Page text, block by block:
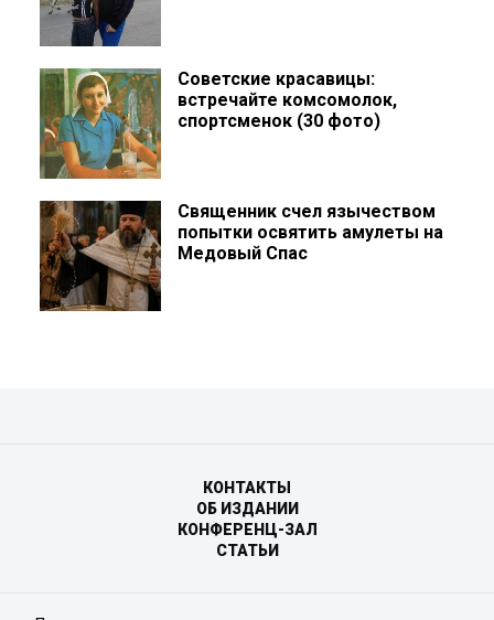
Советские красавицы:
встречайте комсомолок,
спортсменок (30 фото)
Священник счел язычеством
попытки освятить амулеты на
Медовый Спас
КОНТАКТЫ
ОБ ИЗДАНИИ
КОНФЕРЕНЦ-ЗАЛ
СТАТЬИ